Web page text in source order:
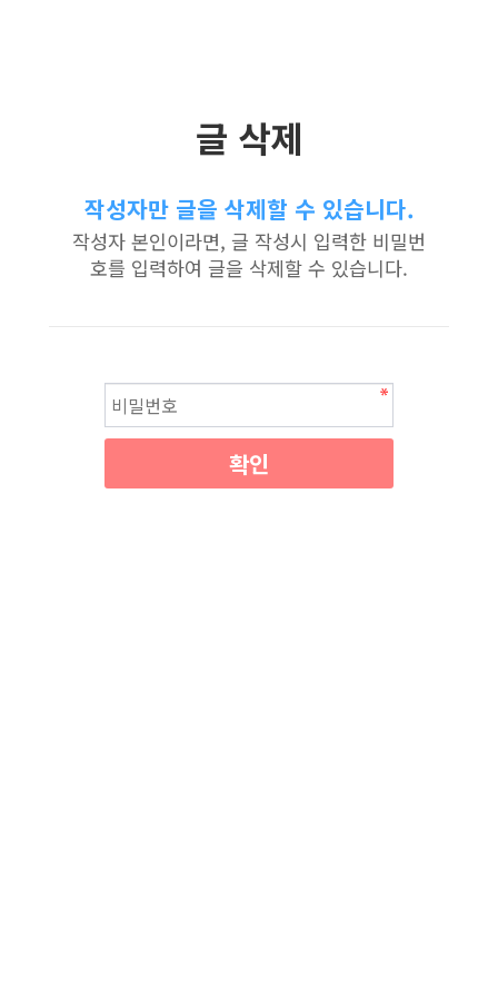
글 삭제
작성자만 글을 삭제할 수 있습니다.
작성자 본인이라면, 글 작성시 입력한 비밀번
호를 입력하여 글을 삭제할 수 있습니다.